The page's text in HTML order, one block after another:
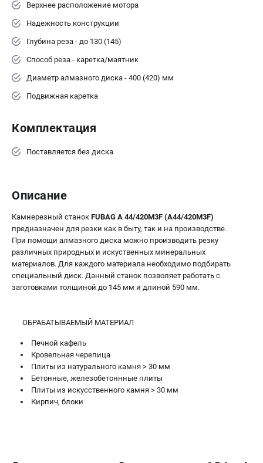
+7 (812) 317-60-57
Информация размещённая на сайте не является публичной
проспект Александровской Фермы, 29АЛ
Режим работы колл-центра:
+7 (8112) 59-10-67
Верхнее расположение мотора
Надежность конструкции
Глубина реза - до 130 (145)
Способ реза - каретка/маятник
Диаметр алмазного диска - 400 (420) мм
Подвижная каретка
Комплектация
Поставляется без диска
Описание
Камнерезный станок FUBAG A 44/420M3F (A44/420M3F)
предназначен для резки как в быту, так и на производстве.
При помощи алмазного диска можно производить резку
различных природных и искуственных минеральных
материалов. Для каждого материала необходимо подбирать
специальный диск. Данный станок позволяет работать с
заготовками толщиной до 145 мм и длиной 590 мм.
ОБРАБАТЫВАЕМЫЙ МАТЕРИАЛ
Печной кафель
Кровельная черепица
Плиты из натурального камня > 30 мм
Бетонные, железобетоннные плиты
Плиты из искусственного камня > 30 мм
Кирпич, блоки